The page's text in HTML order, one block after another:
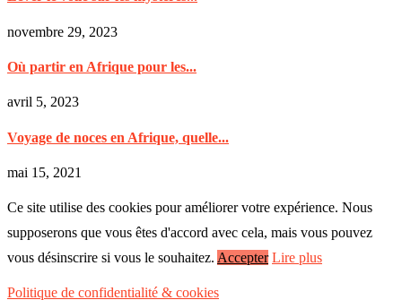
novembre 29, 2023
Où partir en Afrique pour les...
avril 5, 2023
Voyage de noces en Afrique, quelle...
mai 15, 2021
Ce site utilise des cookies pour améliorer votre expérience. Nous
supposerons que vous êtes d'accord avec cela, mais vous pouvez
vous désinscrire si vous le souhaitez. Accepter Lire plus
Politique de confidentialité & cookies